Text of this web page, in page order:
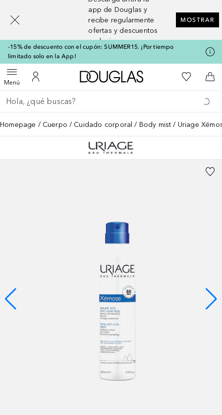
app de Douglas y
recibe regularmente
ofertas y descuentos
exclusivos
MOSTRAR
-15% de descuento con el cupón: SUMMER15. ¡Por tiempo
limitado solo en la App!
MenúAbrir menúMi cuenta
A Douglas HomeMi lista de
A
Regresar
Ejecutar búsqueda
Homepage Cuerpo Cuidado corporal Body mist Uriage
[navigation.slideout.screenreader]